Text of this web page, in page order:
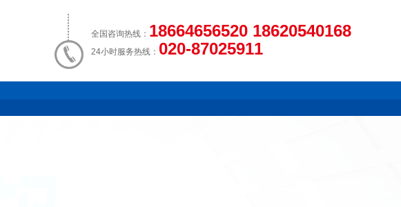
全国咨询热线： 18664656520 18620540168
24小时服务热线： 020-87025911